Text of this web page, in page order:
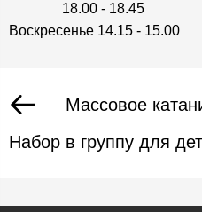
18.00 - 18.45
Воскресенье 14.15 - 15.00
Массовое
Набор в группу для